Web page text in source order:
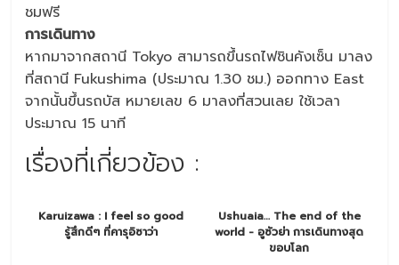
ชมฟรี
การเดินทาง
หากมาจากสถานี Tokyo สามารถขึ้นรถไฟชินคังเซ็น มาลง
ที่สถานี Fukushima (ประมาณ 1.30 ชม.) ออกทาง East
จากนั้นขึ้นรถบัส หมายเลข 6 มาลงที่สวนเลย ใช้เวลา
ประมาณ 15 นาที
เรื่องที่เกี่ยวข้อง :
Karuizawa : I feel so good
รู้สึกดีๆ ที่คารุอิซาว่า
Ushuaia… The end of the
world - อูซัวย่า การเดินทางสุด
ขอบโลก